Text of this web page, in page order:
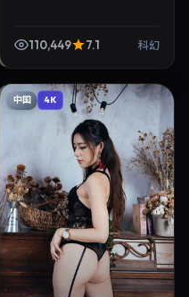
110,449 7.1 科幻
中国 4K